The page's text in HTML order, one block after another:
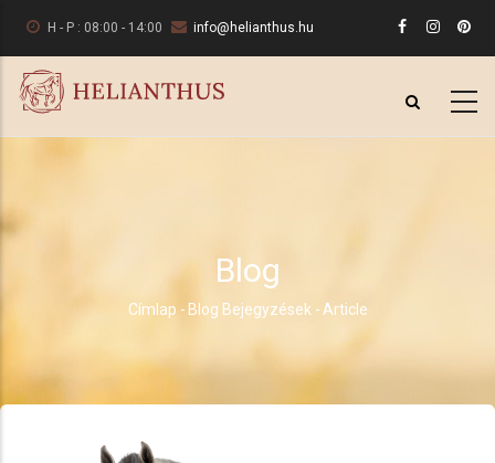
tartalomra
H - P : 08:00 - 14:00 info@helianthus.hu
Blog
Morzsa
Címlap - Blog Bejegyzések - Article